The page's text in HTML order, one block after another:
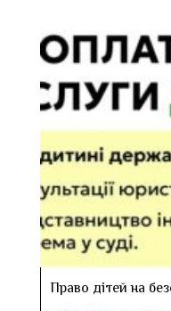
Право дітей на